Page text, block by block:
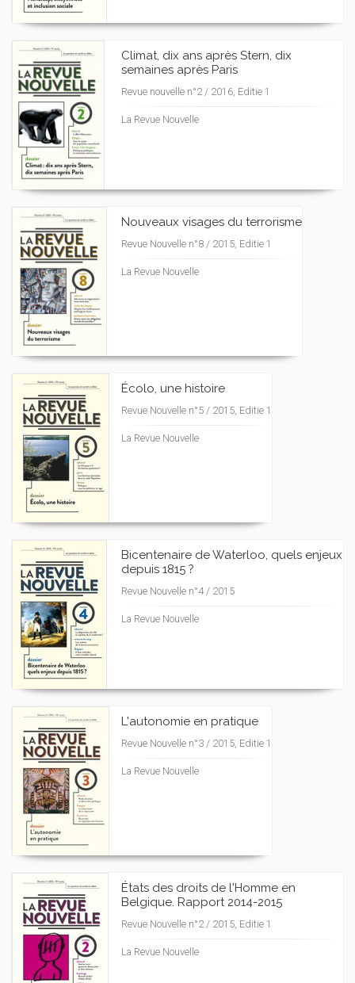
Climat, dix ans après Stern, dix
semaines après Paris
Revue nouvelle n°2 / 2016, Editie 1
La Revue Nouvelle
Nouveaux visages du terrorisme
Revue Nouvelle n°8 / 2015, Editie 1
La Revue Nouvelle
Écolo, une histoire
Revue Nouvelle n°5 / 2015, Editie 1
La Revue Nouvelle
Bicentenaire de Waterloo, quels enjeux
depuis 1815 ?
Revue Nouvelle n°4 / 2015
La Revue Nouvelle
L'autonomie en pratique
Revue Nouvelle n°3 / 2015, Editie 1
La Revue Nouvelle
États des droits de l'Homme en
Belgique. Rapport 2014-2015
Revue Nouvelle n°2 / 2015, Editie 1
La Revue Nouvelle